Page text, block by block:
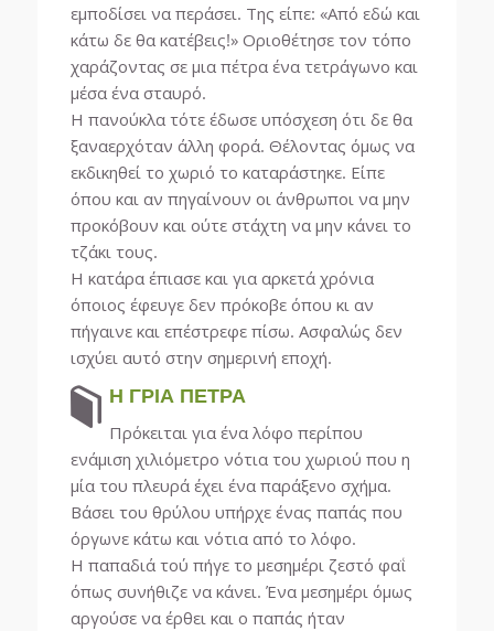
εμποδίσει να περάσει. Της είπε: «Από εδώ και
κάτω δε θα κατέβεις!» Οριοθέτησε τον τόπο
χαράζοντας σε μια πέτρα ένα τετράγωνο και
μέσα ένα σταυρό.
Η πανούκλα τότε έδωσε υπόσχεση ότι δε θα
ξαναερχόταν άλλη φορά. Θέλοντας όμως να
εκδικηθεί το χωριό το καταράστηκε. Είπε
όπου και αν πηγαίνουν οι άνθρωποι να μην
προκόβουν και ούτε στάχτη να μην κάνει το
τζάκι τους.
Η κατάρα έπιασε και για αρκετά χρόνια
όποιος έφευγε δεν πρόκοβε όπου κι αν
πήγαινε και επέστρεφε πίσω. Ασφαλώς δεν
ισχύει αυτό στην σημερινή εποχή.
Η ΓΡΙΑ ΠΕΤΡΑ
Πρόκειται για ένα λόφο περίπου
ενάμιση χιλιόμετρο νότια του χωριού που η
μία του πλευρά έχει ένα παράξενο σχήμα.
Βάσει του θρύλου υπήρχε ένας παπάς που
όργωνε κάτω και νότια από το λόφο.
Η παπαδιά τού πήγε το μεσημέρι ζεστό φαΐ
όπως συνήθιζε να κάνει. Ένα μεσημέρι όμως
αργούσε να έρθει και ο παπάς ήταν